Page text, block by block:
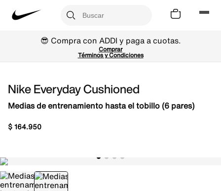
😎 Compra con ADDI y paga a cuotas.
Comprar
Términos y Condiciones
Nike Everyday Cushioned
Medias de entrenamiento hasta el tobillo (6 pares)
$164.950